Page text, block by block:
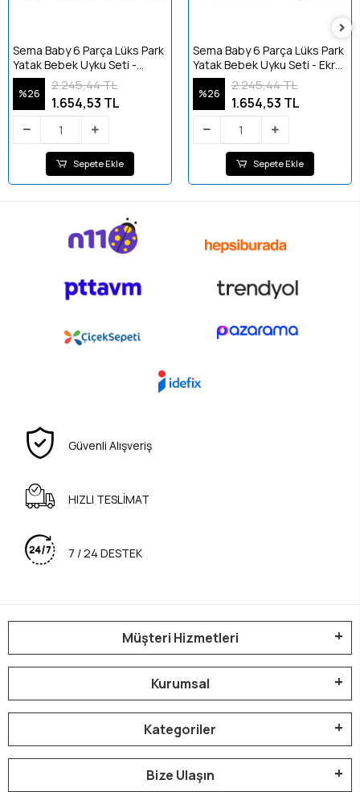
Sema Baby 6 Parça Lüks Park
Yatak Bebek Uyku Seti -
Happy Rabbit
%26
2.245,44 TL
1.654,53 TL
Sepete Ekle
Sema Baby 6 Parça Lüks Park
Yatak Bebek Uyku Seti - Ekru
Fil
%26
2.245,44 TL
1.654,53 TL
Sepete Ekle
Güvenli Alışveriş
HIZLI TESLİMAT
7 / 24 DESTEK
Müşteri Hizmetleri
Kurumsal
Kategoriler
Bize Ulaşın